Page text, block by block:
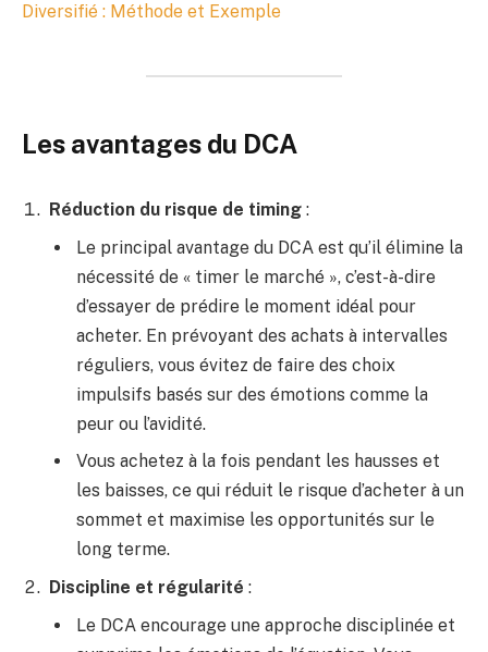
Diversifié : Méthode et Exemple
Les avantages du DCA
Réduction du risque de timing :
Le principal avantage du DCA est qu’il élimine la
nécessité de « timer le marché », c’est-à-dire
d’essayer de prédire le moment idéal pour
acheter. En prévoyant des achats à intervalles
réguliers, vous évitez de faire des choix
impulsifs basés sur des émotions comme la
peur ou l’avidité.
Vous achetez à la fois pendant les hausses et
les baisses, ce qui réduit le risque d’acheter à un
sommet et maximise les opportunités sur le
long terme.
Discipline et régularité :
Le DCA encourage une approche disciplinée et